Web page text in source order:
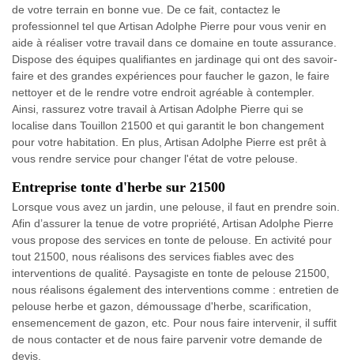
de votre terrain en bonne vue. De ce fait, contactez le
professionnel tel que Artisan Adolphe Pierre pour vous venir en
aide à réaliser votre travail dans ce domaine en toute assurance.
Dispose des équipes qualifiantes en jardinage qui ont des savoir-
faire et des grandes expériences pour faucher le gazon, le faire
nettoyer et de le rendre votre endroit agréable à contempler.
Ainsi, rassurez votre travail à Artisan Adolphe Pierre qui se
localise dans Touillon 21500 et qui garantit le bon changement
pour votre habitation. En plus, Artisan Adolphe Pierre est prêt à
vous rendre service pour changer l'état de votre pelouse.
Entreprise tonte d'herbe sur 21500
Lorsque vous avez un jardin, une pelouse, il faut en prendre soin.
Afin d’assurer la tenue de votre propriété, Artisan Adolphe Pierre
vous propose des services en tonte de pelouse. En activité pour
tout 21500, nous réalisons des services fiables avec des
interventions de qualité. Paysagiste en tonte de pelouse 21500,
nous réalisons également des interventions comme : entretien de
pelouse herbe et gazon, démoussage d'herbe, scarification,
ensemencement de gazon, etc. Pour nous faire intervenir, il suffit
de nous contacter et de nous faire parvenir votre demande de
devis.